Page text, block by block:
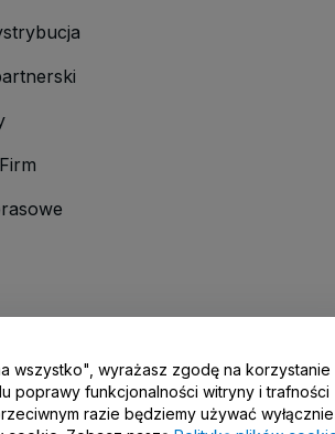
/ Skontaktuj się z nami
wszystko", wyrażasz zgodę na korzystanie
poprawy funkcjonalności witryny i trafności
razie będziemy używać wyłącznie